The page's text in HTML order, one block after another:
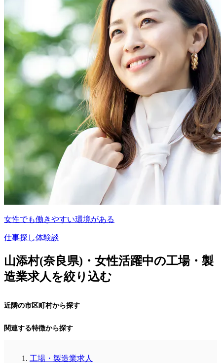
女性でも働きやすい環境がある
仕事探し体験談
山添村(奈良県)・女性活躍中の工場・製
造業求人を絞り込む
近隣の市区町村から探す
関連する特徴から探す
工場・製造業求人